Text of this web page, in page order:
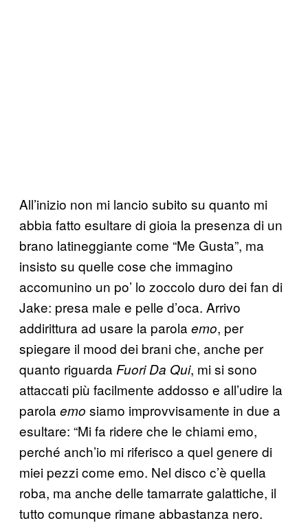
All’inizio non mi lancio subito su quanto mi
abbia fatto esultare di gioia la presenza di un
brano latineggiante come “Me Gusta”, ma
insisto su quelle cose che immagino
accomunino un po’ lo zoccolo duro dei fan di
Jake: presa male e pelle d’oca. Arrivo
addirittura ad usare la parola emo, per
spiegare il mood dei brani che, anche per
quanto riguarda Fuori Da Qui, mi si sono
attaccati più facilmente addosso e all’udire la
parola emo siamo improvvisamente in due a
esultare: “Mi fa ridere che le chiami emo,
perché anch’io mi riferisco a quel genere di
miei pezzi come emo. Nel disco c’è quella
roba, ma anche delle tamarrate galattiche, il
tutto comunque rimane abbastanza nero.